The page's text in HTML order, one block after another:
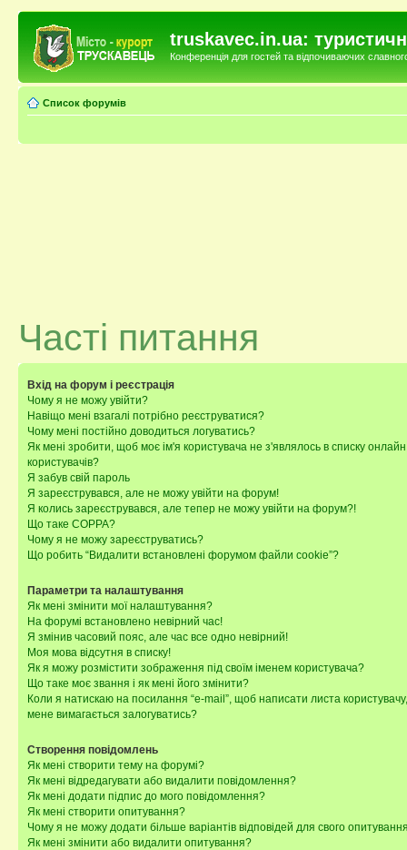
truskavec.in.ua:
Конференція для гостей та відпочиваючих
Список форумів
Часті питання
Вхід на форум і реєстрація
Чому я не можу увійти?
Навіщо мені взагалі потрібно реєструватися?
Чому мені постійно доводиться логуватись?
Як мені зробити, щоб моє ім'я користувача не з'являлось в списку онлайн
користувачів?
Я забув свій пароль
Я зареєструвався, але не можу увійти на форум!
Я колись зареєструвався, але тепер не можу увійти на форум?!
Що таке COPPA?
Чому я не можу зареєструватись?
Що робить “Видалити встановлені форумом файли cookie”?
Параметри та налаштування
Як мені змінити мої налаштування?
На форумі встановлено невірний час!
Я змінив часовий пояс, але час все одно невірний!
Моя мова відсутня в списку!
Як я можу розмістити зображення під своїм іменем користувача?
Що таке моє звання і як мені його змінити?
Коли я натискаю на посилання “e-mail”, щоб написати листа користувачу,
мене вимагається залогуватись?
Створення повідомлень
Як мені створити тему на форумі?
Як мені відредагувати або видалити повідомлення?
Як мені додати підпис до мого повідомлення?
Як мені створити опитування?
Чому я не можу додати більше варіантів відповідей для свого
Як мені змінити або видалити опитування?